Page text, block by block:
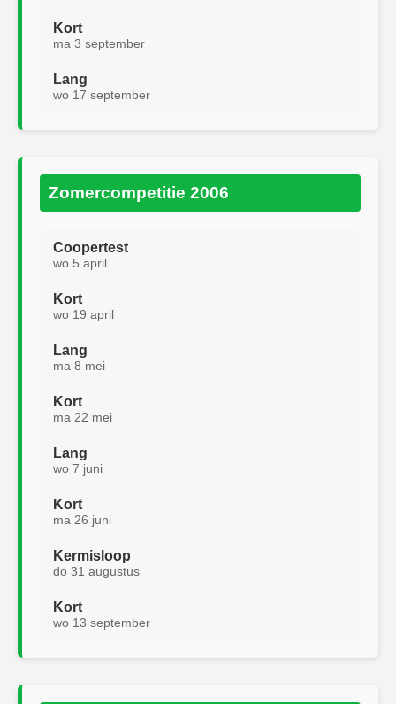
Kort
ma 3 september
Lang
wo 17 september
Zomercompetitie 2006
Coopertest
wo 5 april
Kort
wo 19 april
Lang
ma 8 mei
Kort
ma 22 mei
Lang
wo 7 juni
Kort
ma 26 juni
Kermisloop
do 31 augustus
Kort
wo 13 september